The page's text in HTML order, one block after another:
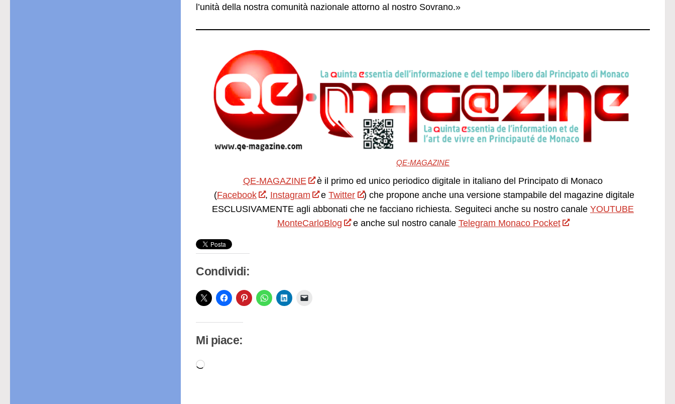
l’unità della nostra comunità nazionale attorno al nostro Sovrano.»
QE-MAGAZINE
QE-MAGAZINE
è il primo ed unico periodico digitale in italiano del Principato di Monaco
(Facebook , Instagram eTwitter
) che propone anche una versione stampabile del magazine digitale
ESCLUSIVAMENTE agli abbonati che ne facciano richiesta. Seguiteci anche su nostro canale YOUTUBE
MonteCarloBlog
e anche sul nostro canale Telegram Monaco Pocket
Condividi:
Mi piace:
Caricamento